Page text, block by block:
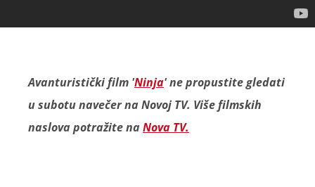
Avanturistički film 'Ninja' ne propustite gledati
u subotu navečer na Novoj TV. Više filmskih
naslova potražite naNova TV.